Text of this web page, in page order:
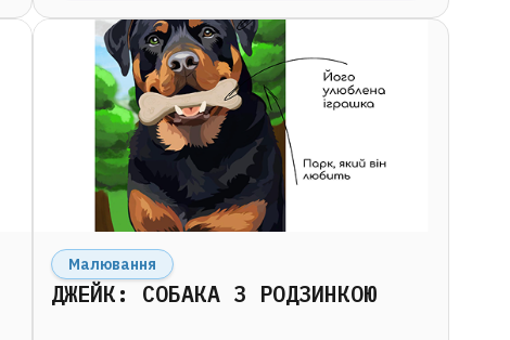
Малювання
ДЖЕЙК: СОБАКА З РОДЗИНКОЮ